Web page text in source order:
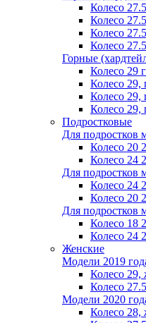
Колесо
Колесо
Колесо
Колесо
Горные
Колесо 29
Колесо 29,
Колесо 29,
Колесо 29,
Подростковые
Для подростков
Колесо 20
Колесо 24
Для подростков
Колесо 24
Колесо 20
Для подростков
Колесо 18
Колесо 24
Женскиe
Модели 2019
Колесо 29,
Колесо
Модели 2020
Колесо 28,